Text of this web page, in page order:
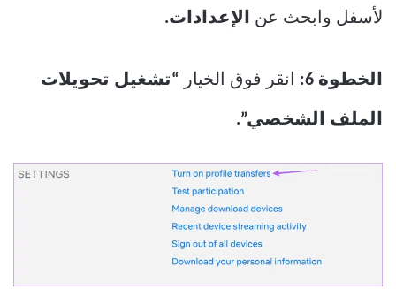
لأسفل وابحث عن الإعدادات.
الخطوة 6: انقر فوق الخيار “تشغيل تحويلات
الملف الشخصي”.